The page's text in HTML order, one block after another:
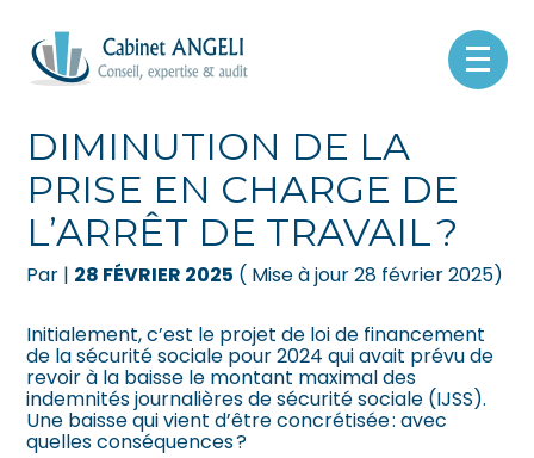
Aller
au
Créer et reprendre une activité
Gérer votre quotidien
Piloter votre entreprise
Développer votre entreprise
Être prêt pour la facturation
électronique
Pilotez votre gestion
Suivre votre comptabilité
Gérer vos ressources humaines
Dématérialiser vos documents
DIMINUTION DE LA
PRISE EN CHARGE DE
L’ARRÊT DE TRAVAIL ?
Par | 28 FÉVRIER 2025 ( Mise à jour 28 février 2025)
Initialement, c’est le projet de loi de financement
de la sécurité sociale pour 2024 qui avait prévu de
revoir à la baisse le montant maximal des
indemnités journalières de sécurité sociale (IJSS).
Une baisse qui vient d’être concrétisée : avec
quelles conséquences ?